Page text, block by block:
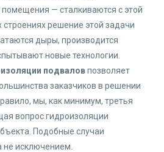
помещения — сталкиваются с этой
решение этой задачи
дыры, производится
новые технологии.
подваловпозволяет
заказчиков в решении
мы, как минимум, третья
вопрос гидроизоляции
Подобные случаи
не исключением.